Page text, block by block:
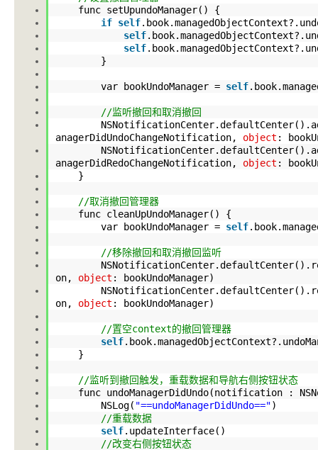
func setUpundoManager() {
if self.book.managedObjectContext?
self.book.managedObjectContext?
self.book.managedObjectContext?
}
var bookUndoManager = self.book
//监听撤回和取消撤回
NSNotificationCenter.defaultCenter()
anagerDidUndoChangeNotification,
object :
NSNotificationCenter.defaultCenter()
anagerDidRedoChangeNotification,
object :
}
//取消撤回管理器
func cleanUpUndoManager() {
var bookUndoManager = self.book
//移除撤回和取消撤回监听
NSNotificationCenter.defaultCenter()
on,
object : bookUndoManager)
NSNotificationCenter.defaultCenter()
on,
object : bookUndoManager)
//置空context的撤回管理器
self.book.managedObjectContext?
}
//监听到撤回触发，重载数据和导航右侧按钮状态
func undoManagerDidUndo(notification :
NSLog( "==undoManagerDidUndo==")
//重载数据
self.updateInterface()
//改变右侧按钮状态